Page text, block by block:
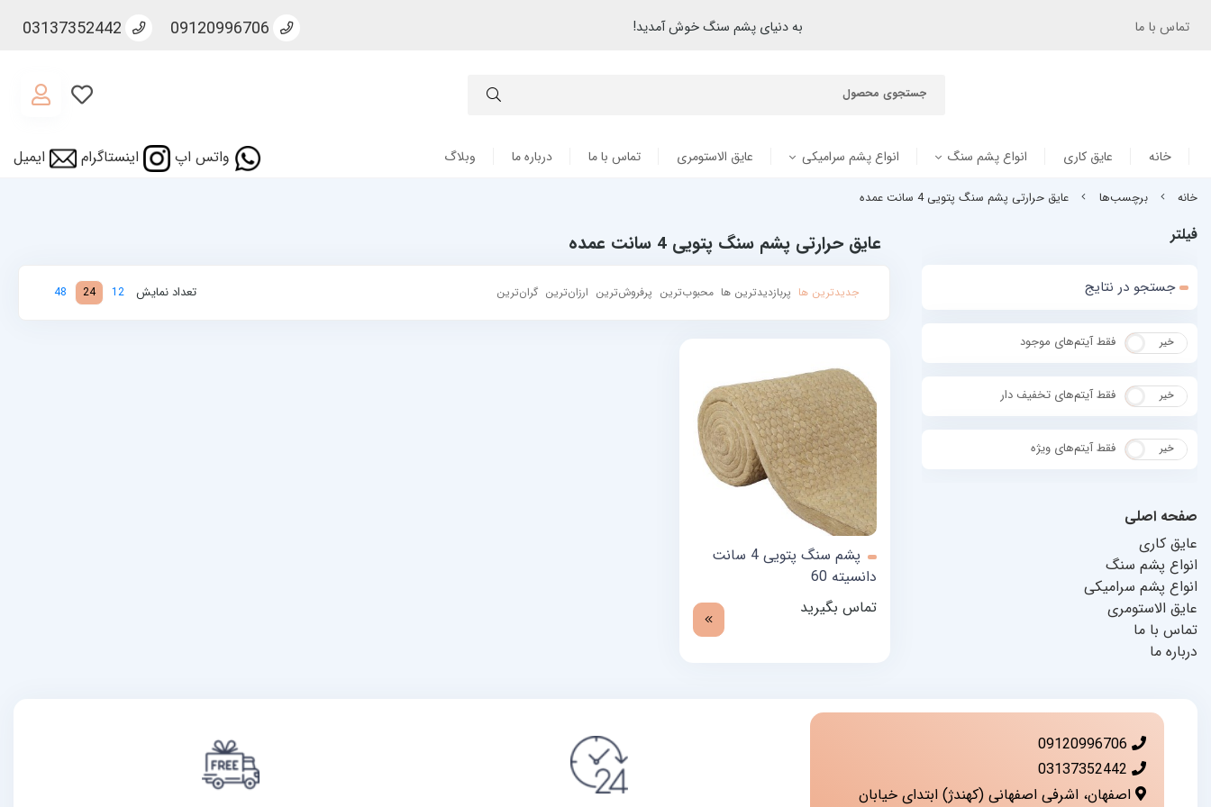
تماس با ما به دنیای پشم سنگ خوش آمدید! 09120996706
03137352442
خانه عایق کاری انواع پشم سنگ انواع پشم سرامیکی عایق الاستومری تماس با ما درباره ما وبلاگ واتس اپ اینستاگرام ایمیل
خانه برچسب‌ها عایق حرارتی پشم سنگ پتویی 4 سانت عمده
فیلتر
جستجو در نتایج
بله خیر فقط آیتم‌های موجود
بله خیر فقط آیتم‌های تخفیف دار
بله خیر فقط آیتم‌های ویژه
صفحه اصلی
عایق کاری
انواع پشم سنگ
انواع پشم سرامیکی
عایق الاستومری
تماس با ما
درباره ما
عایق حرارتی پشم سنگ پتویی 4 سانت عمده
جدیدترین ها پربازدیدترین ها محبوب‌‌ترین پرفروش‌ترین ارزان‌ترین گران‌ترین تعداد نمایش 12
24
48
پشم سنگ پتویی 4 سانت
دانسیته 60
تماس بگیرید
09120996706
03137352442
اصفهان، اشرفی اصفهانی (کهندژ) ابتدای خیابان